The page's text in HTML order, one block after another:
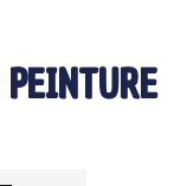
PEINTURE